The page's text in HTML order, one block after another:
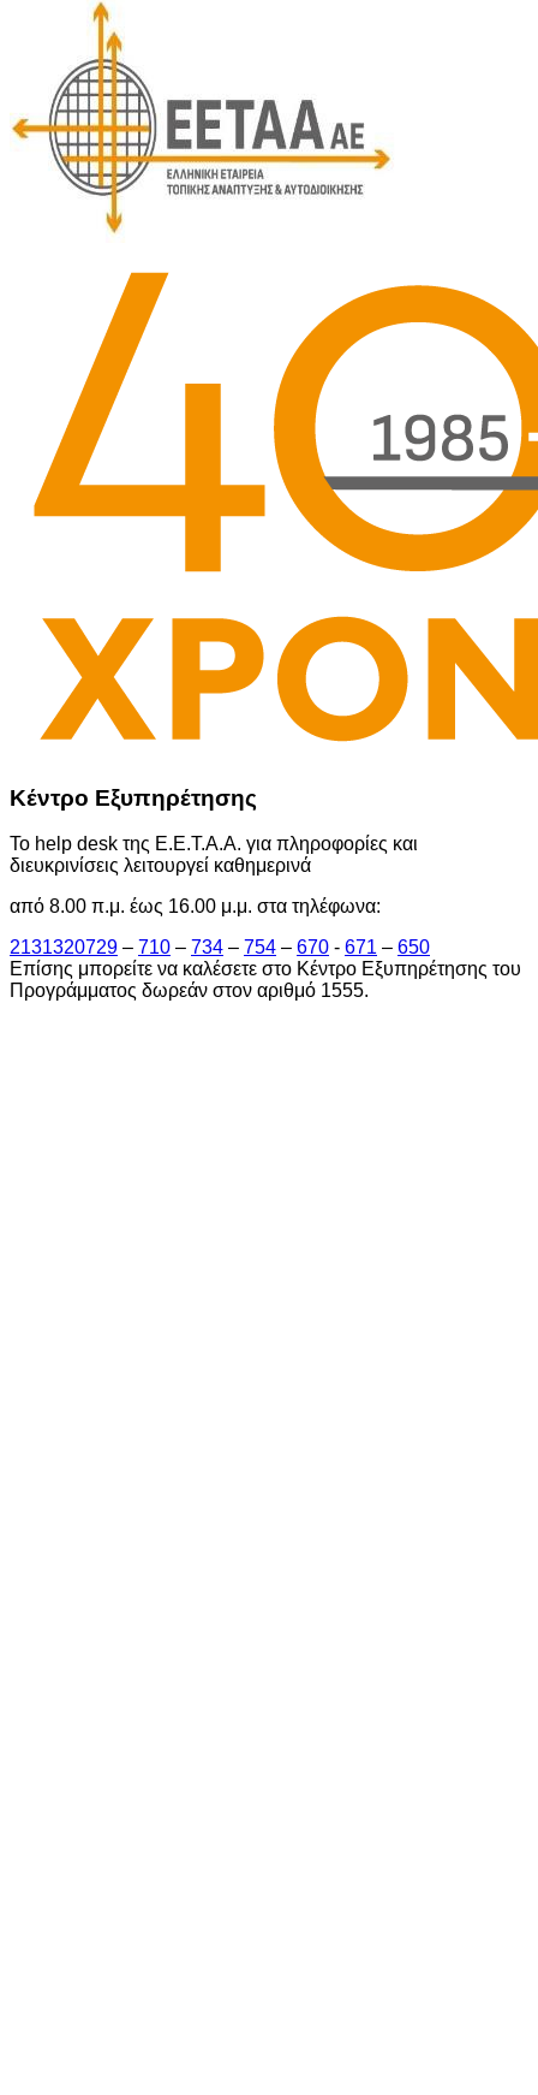
Κέντρο Εξυπηρέτησης
Το help desk της Ε.Ε.Τ.Α.Α. για πληροφορίες και
διευκρινίσεις λειτουργεί καθημερινά
από 8.00 π.μ. έως 16.00 μ.μ. στα τηλέφωνα:
2131320729 – 710 – 734 – 754 – 670 - 671 – 650
Επίσης μπορείτε να καλέσετε στο Κέντρο Εξυπηρέτησης του
Προγράμματος δωρεάν στον αριθμό 1555.